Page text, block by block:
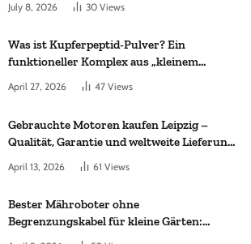
July 8, 2026 30 Views
Was ist Kupferpeptid-Pulver? Ein
funktioneller Komplex aus „kleinem
Molekül + Metall“
April 27, 2026 47 Views
Gebrauchte Motoren kaufen Leipzig –
Qualität, Garantie und weltweite Lieferung
April 13, 2026 61 Views
Bester Mähroboter ohne
Begrenzungskabel für kleine Gärten:
Worauf es bei 200 bis 500 m² wirklich